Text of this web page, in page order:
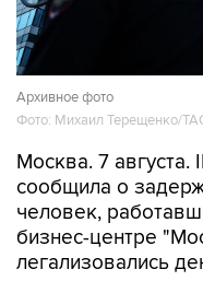
Архивное фото
Фото: Михаил Терещенко/
Москва. 7 августа.
человек,
бизнес-центре
легализовались
мошенников,
обменных пунктов.